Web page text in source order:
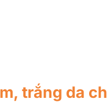
trắng da